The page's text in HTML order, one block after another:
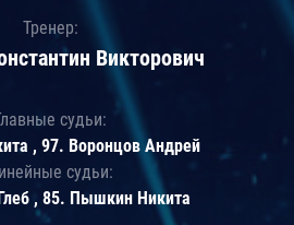
Тренер:
Викторович
судьи:
, 97. Воронцов Андрей
судьи:
, 85. Пышкин Никита